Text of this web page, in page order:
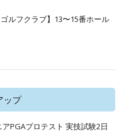
ルフクラブ】13〜15番ホール
ップ
PGAプロテスト 実技試験2日